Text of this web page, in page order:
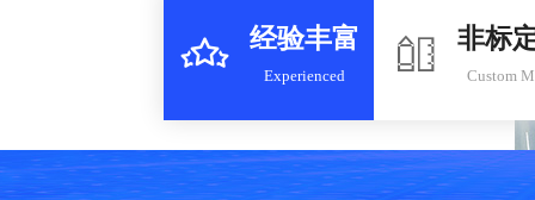
 经验丰富
Experienced  非标
Custom